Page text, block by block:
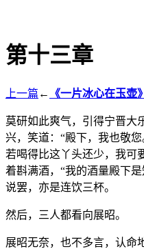
第十三章
上一篇 ← 《一片冰心在玉壶》
莫研如此爽气，引得宁晋大
兴，笑道：“殿下，我也敬
若喝得比这丫头还少，我可
着斟满酒，“我的酒量殿下
说罢，亦是连饮三杯。
然后，三人都看向展昭。
展昭无奈，也不多言，认命